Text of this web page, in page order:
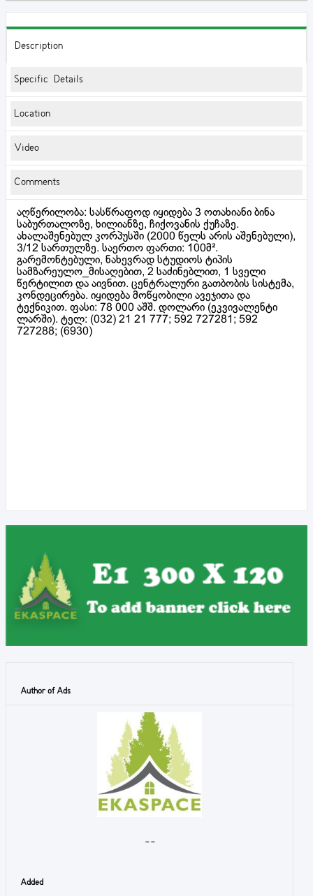
Description
Specific Details
Location
Video
Comments
აღწერილობა: სასწრაფოდ იყიდება 3 ოთახიანი ბინა
საბურთალოზე, ხილიანზე, ჩიქოვანის ქუჩაზე.
ახალაშენებულ კორპუსში (2000 წელს არის აშენებული),
3/12 სართულზე. საერთო ფართი: 100მ².
გარემონტებული, ნახევრად სტუდიოს ტიპის
სამზარეულო_მისაღებით, 2 საძინებლით, 1 სველი
წერტილით და აივნით. ცენტრალური გათბობის სისტემა,
კონდეცირება. იყიდება მოწყობილი ავეჯითა და
ტექნიკით. ფასი: 78 000 აშშ. დოლარი (ეკვივალენტი
ლარში). ტელ: (032) 21 21 777; 592 727281; 592
727288; (6930)
Author of Ads
- -
Added